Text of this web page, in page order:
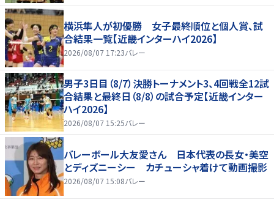
横浜隼人が初優勝 女子最終順位と個人賞、試
合結果一覧【近畿インターハイ2026】
2026/08/07 17:23バレー
男子3日目（8/7）決勝トーナメント3、4回戦全12試
合結果と最終日（8/8）の試合予定【近畿インター
ハイ2026】
2026/08/07 15:25バレー
バレーボール大友愛さん 日本代表の長女・美空
とディズニーシー カチューシャ着けて動画撮影
2026/08/07 15:08バレー